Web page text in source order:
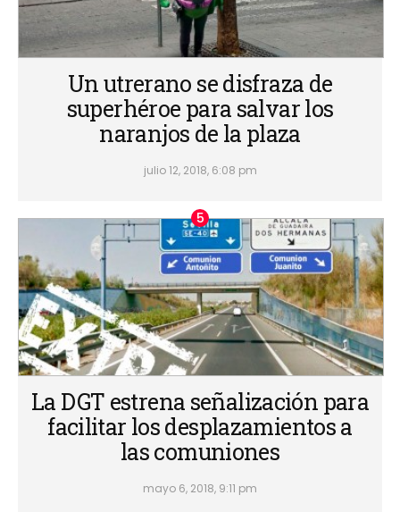
Un utrerano se disfraza de
superhéroe para salvar los
naranjos de la plaza
julio 12, 2018, 6:08 pm
La DGT estrena señalización para
facilitar los desplazamientos a
las comuniones
mayo 6, 2018, 9:11 pm